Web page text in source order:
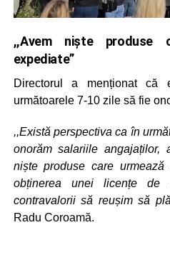
,,Avem niște produse
expediate”
Directorul a menționat că
următoarele 7-10 zile să fie
,,Există perspectiva ca în
onorăm salariile
niște produse care
obținerea unei licențe de
contravalorii să reușim să
Radu Coroamă.